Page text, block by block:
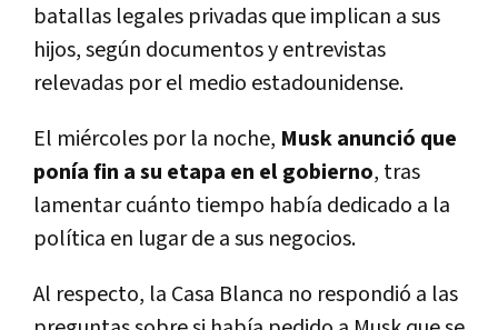
batallas legales privadas que implican a sus
hijos, según documentos y entrevistas
relevadas por el medio estadounidense.
El miércoles por la noche, Musk anunció que
ponía fin a su etapa en el gobierno, tras
lamentar cuánto tiempo había dedicado a la
política en lugar de a sus negocios.
Al respecto, la Casa Blanca no respondió a las